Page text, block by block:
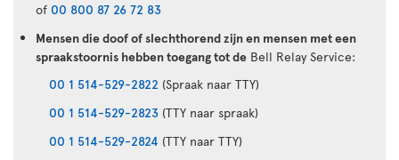
of 00 800 87 26 72 83
Mensen die doof of slechthorend zijn en mensen met een
spraakstoornis hebben toegang tot de Bell Relay Service:
00 1 514-529-2822 (Spraak naar TTY)
00 1 514-529-2823 (TTY naar spraak)
00 1 514-529-2824 (TTY naar TTY)